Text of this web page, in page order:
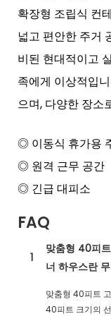
확장형 조립식 컨
넓고 편안한 주거
비된 현대적이고
족에게 이상적입
으며, 다양한 장소
◎ 이동식 휴가용
◎ 원격 근무 공간
◎ 긴급 대피소
FAQ
1
맞춤형 40피
너 하우스란
맞춤형 40피트
40피트 크기의